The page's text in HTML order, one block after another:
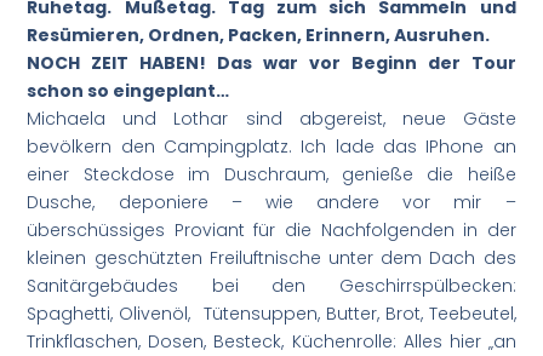
Ruhetag. Mußetag. Tag zum sich Sammeln und
Resümieren, Ordnen, Packen, Erinnern, Ausruhen.
NOCH ZEIT HABEN! Das war vor Beginn der Tour
schon so eingeplant…
Michaela und Lothar sind abgereist, neue Gäste
bevölkern den Campingplatz. Ich lade das IPhone an
einer Steckdose im Duschraum, genieße die heiße
Dusche, deponiere – wie andere vor mir –
überschüssiges Proviant für die Nachfolgenden in der
kleinen geschützten Freiluftnische unter dem Dach des
Sanitärgebäudes bei den Geschirrspülbecken:
Spaghetti, Olivenöl, Tütensuppen, Butter, Brot, Teebeutel,
Trinkflaschen, Dosen, Besteck, Küchenrolle: Alles hier „an